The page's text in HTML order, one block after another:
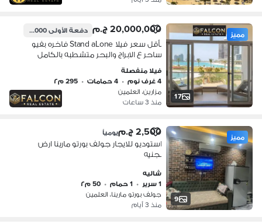
17
مميز 20,000,000 ج.م دفعة الأولى2,000,000 ج.م
بأقل سعر فيلا Stand aLone فاخره بفيو
ساحر ع الابراج والبحر متشطبه بالكامل
الجديده الساحل الشمالي
بجوارmarassi&marina
فيلا منفصلة
4 غرف نوم
• 4 حمامات • 295 م٢
مزارين، العلمين
منذ 3 ساعات
9
مميز 2,500 ج.م يومياً
استوديو للايجار جولف بورتو مارينا ارض
بجنيه
شاليه
1 سرير
• 1 حمام • 50 م٢
جولف بورتو مارينا، العلمين
منذ 3 أيام